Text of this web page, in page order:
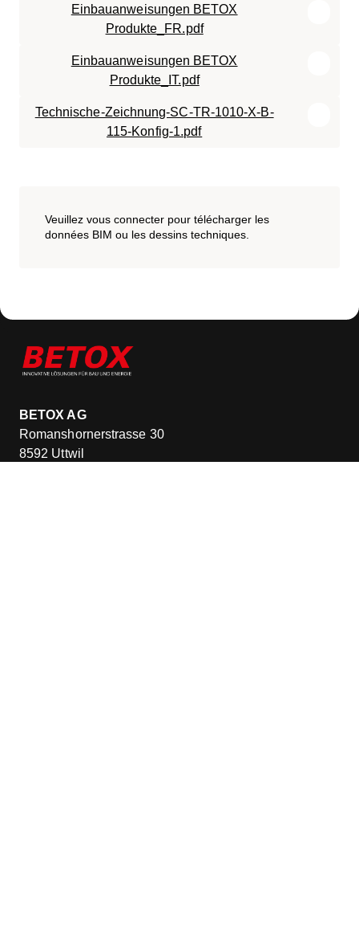
Einbauanweisungen BETOX
Produkte_FR.pdf
Einbauanweisungen BETOX
Produkte_IT.pdf
Technische-Zeichnung-SC-TR-1010-X-B-
115-Konfig-1.pdf
Veuillez vous connecter pour télécharger les
données BIM ou les dessins techniques.
BETOX AG
Romanshornerstrasse 30
8592 Uttwil